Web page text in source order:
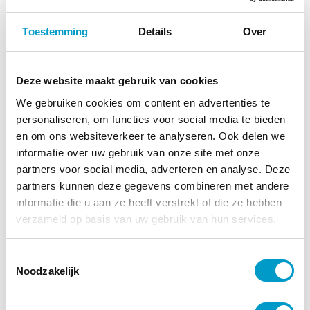
Toestemming Details Over
Deze website maakt gebruik van cookies
We gebruiken cookies om content en advertenties te
personaliseren, om functies voor social media te bieden
en om ons websiteverkeer te analyseren. Ook delen we
informatie over uw gebruik van onze site met onze
partners voor social media, adverteren en analyse. Deze
partners kunnen deze gegevens combineren met andere
informatie die u aan ze heeft verstrekt of die ze hebben
verzameld op basis van uw gebruik van hun services.
Noodzakelijk
Maar dus ook stress ergens anders in het lichaam kan
reflux veroorzaken. Dan is de directe oorzaak lastiger
te vinden, maar hier heeft een chiropractor meer
Wat kan een
chiropractor betekenen?
Er zijn dus veel verschillende redenen voor het
ontstaan van reflux en soms is de oorzaak moeilijk te
bepalen. Als chiropractor gaan we holistisch te werk,
wat betekent dat we het lichaam als geheel
beschouwen.
Zo kan het bijvoorbeeld zijn dat uw baby ook andere
klachten vertoont zoals onrustig slapen, vuistjes
ballen, of veel huilen, die in eerste instantie niet direct